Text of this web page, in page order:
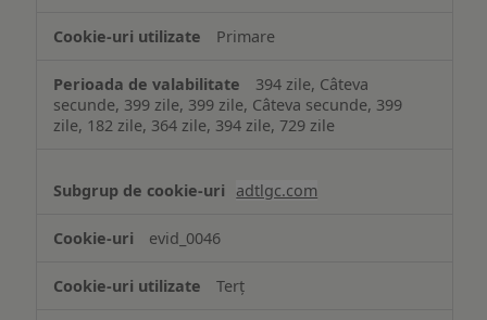
Primare
394 zile, Câteva
secunde, 399 zile, 399 zile, Câteva secunde, 399
zile, 182 zile, 364 zile, 394 zile, 729 zile
adtlgc.com
evid_0046
Terț